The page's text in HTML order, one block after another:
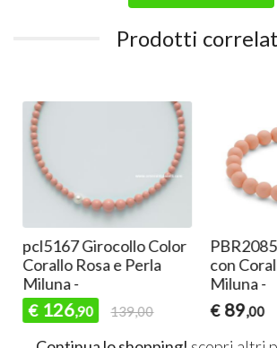
Prodotti
pcl5167 Girocollo Color
Corallo Rosa e Perla
Miluna -
€ 126,90 139,00
con
Miluna -
€ 89,00